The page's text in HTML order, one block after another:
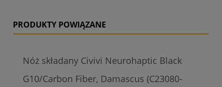
PRODUKTY POWIĄZANE
Nóż składany Civivi Neurohaptic Black
G10/Carbon Fiber, Damascus (C23080-